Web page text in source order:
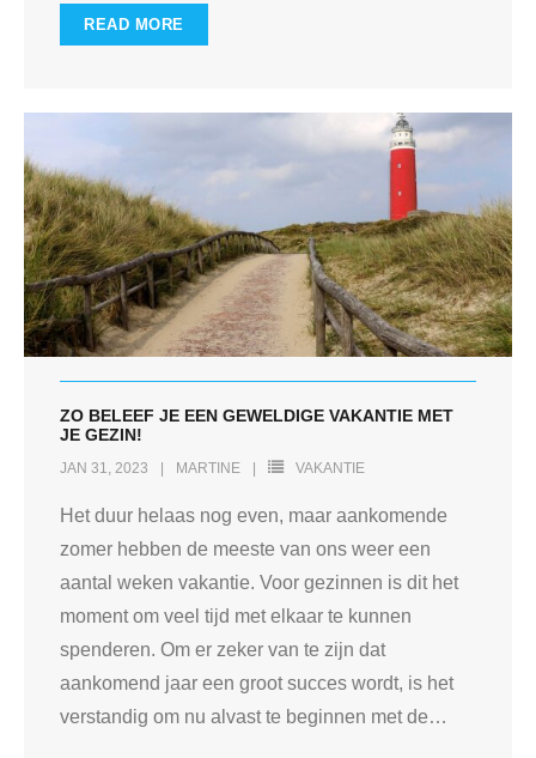
READ MORE
ZO BELEEF JE EEN GEWELDIGE VAKANTIE MET
JE GEZIN!
JAN 31, 2023 MARTINE VAKANTIE
Het duur helaas nog even, maar aankomende
zomer hebben de meeste van ons weer een
aantal weken vakantie. Voor gezinnen is dit het
moment om veel tijd met elkaar te kunnen
spenderen. Om er zeker van te zijn dat
aankomend jaar een groot succes wordt, is het
verstandig om nu alvast te beginnen met de…